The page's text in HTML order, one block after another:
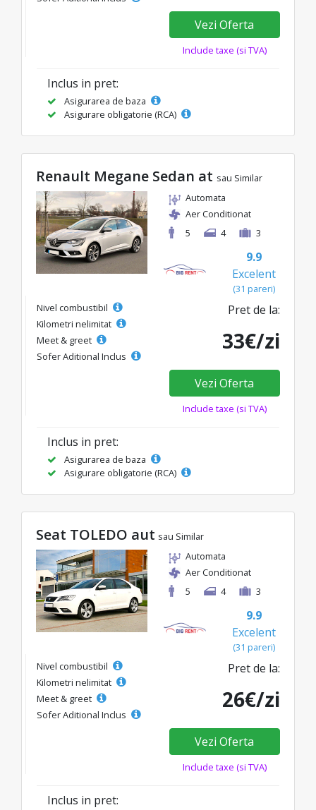
Vezi Oferta
Include taxe (si TVA)
Inclus in pret:
Asigurarea de baza
Asigurare obligatorie (RCA)
Renault Megane Sedan at sau Similar
Automata
Aer Conditionat
5
4 3
9.9
Excelent
(31 pareri)
Nivel combustibil
Kilometri nelimitat
Meet & greet
Sofer Aditional Inclus
Pret de la:
33€/zi
Vezi Oferta
Include taxe (si TVA)
Inclus in pret:
Asigurarea de baza
Asigurare obligatorie (RCA)
Seat TOLEDO aut sau Similar
Automata
Aer Conditionat
5
4 3
9.9
Excelent
(31 pareri)
Nivel combustibil
Kilometri nelimitat
Meet & greet
Sofer Aditional Inclus
Pret de la:
26€/zi
Vezi Oferta
Include taxe (si TVA)
Inclus in pret: